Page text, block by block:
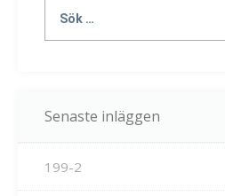
efter:
Senaste inläggen
199-2